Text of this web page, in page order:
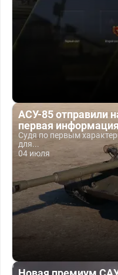
АСУ-85 отправили
первая
Судя по первым
для...
04 июля